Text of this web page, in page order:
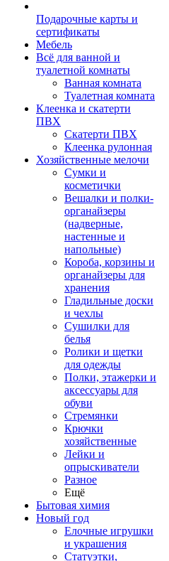
Подарочные карты и
сертификаты
Мебель
Всё для ванной и
туалетной комнаты
Ванная комната
Туалетная комната
Клеенка и скатерти
ПВХ
Скатерти ПВХ
Клеенка рулонная
Хозяйственные мелочи
Сумки и
косметички
Вешалки и полки-
органайзеры
(надверные,
настенные и
напольные)
Короба, корзины и
органайзеры для
хранения
Гладильные доски
и чехлы
Сушилки для
белья
Ролики и щетки
для одежды
Полки, этажерки и
аксессуары для
обуви
Стремянки
Крючки
хозяйственные
Лейки и
опрыскиватели
Разное
Ещё
Бытовая химия
Новый год
Елочные игрушки
и украшения
Статуэтки,